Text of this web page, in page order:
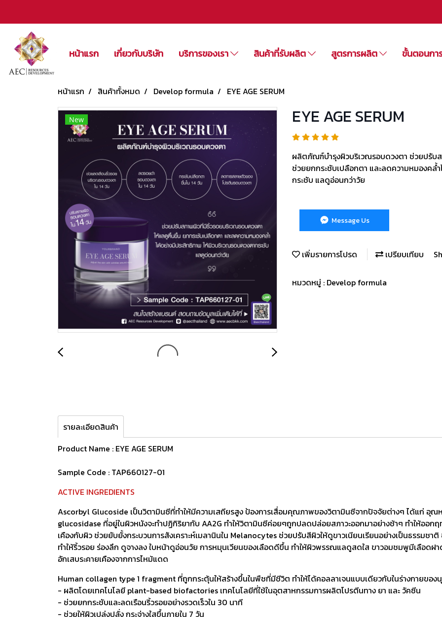
หน้าแรก เกี่ยวกับบริษัท บริการของเรา สินค้าที่รับผลิต สูตรการผลิต ขั้นตอนกา
หน้าแรก สินค้าทั้งหมด Develop formula EYE AGE SERUM
New EYE AGE SERUM
ผลิตภัณฑ์บำรุงผิวบริเวณรอบดวงตา ช่วยปรั
ช่วยยกกระชับเปลือกตา และลดความหมองคล้
กระชับ แลดูอ่อนกว่าวัย
Message Us
เพิ่มรายการโปรด เปรียบเทียบ
หมวดหมู่ : Develop formula
รายละเอียดสินค้า
Product Name : EYE AGE SERUM
Sample Code : TAP660127-01
ACTIVE INGREDIENTS
Ascorbyl Glucoside เป็นวิตามินซีที่ทำให้มีความเสถียรสูง ป้องการเสื่อมคุณภาพของวิตามินซีจากปัจจัยต่างๆ ได้แก่ อุณ
glucosidase ที่อยู่ในผิวหนังจะทำปฏิกิริยากับ AA2G ทำให้วิตามินซีค่อยๆถูกปลดปล่อยสภาวะออกมาอย่างช้าๆ ทำให้ออกฤ
เคืองกับผิว ช่วยยับยั้งกระบวนการสังเคราะห์เมลานินใน Melanocytes ช่วยปรับสีผิวให้ดูขาวเนียนเรียนอย่างเป็นธรรมชา
ทำให้ริ้วรอย ร่องลึก ดูจางลง ใบหน้าดูอ่อนวัย การหมุนเวียนของเลือดดีขึ้น ทำให้ผิวพรรณแลดูสดใส ขาวอมชมพูมีเลือด
อักเสบระคายเคืองจากการไหม้แดด
Human collagen type 1 fragment ที่ถูกกระตุ้นให้สร้างขึ้นในพืชที่มีชีวิต ทำให้ได้คอลลาเจนแบบเดียวกับในร่างกายของ
- ผลิตโดยเทคโนโลยี plant-based biofactories เทคโนโลยีที่ใช้ในอุตสาหกรรมการผลิตโปรตีนทาง ยา และ วัคซีน
- ช่วยยกกระชับและลดเรือนริ้วรอยอย่างรวดเร็วใน 30 นาที
- ช่วยให้ผิวเปล่งปลั่ง กระจ่างใสขึ้นภายใน 7 วัน